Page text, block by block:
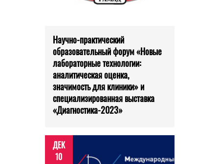
Научно-практический
образовательный форум «Новые
лабораторные технологии:
аналитическая оценка,
значимость для клиники» и
специализированная выставка
«Диагностика-2023»
ДЕК
10